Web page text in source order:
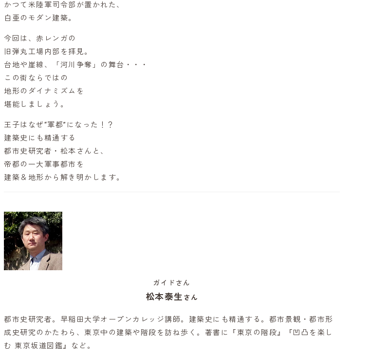
かつて米陸軍司令部が置かれた、
白亜のモダン建築。
今回は、赤レンガの
旧弾丸工場内部を拝見。
台地や崖線、「河川争奪」の舞台・・・
この街ならではの
地形のダイナミズムを
堪能しましょう。
王子はなぜ“軍都”になった！？
建築史にも精通する
都市史研究者・松本さんと、
帝都の一大軍事都市を
建築＆地形から解き明かします。
ガイドさん
松本泰生 さん
都市史研究者。早稲田大学オープンカレッジ講師。建築史にも精通する。都市景観・都市形
成史研究のかたわら、東京中の建築や階段を訪ね歩く。著書に『東京の階段』『凹凸を楽し
む 東京坂道図鑑』など。